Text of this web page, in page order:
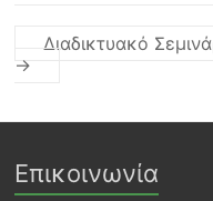
Διαδικτυακό
→
Επικοινωνία